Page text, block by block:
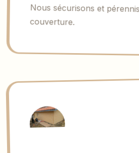
couverture.